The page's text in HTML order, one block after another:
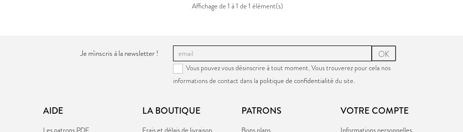
Affichage de 1 à 1 de 1 élément(s)
Je m'inscris à la newsletter ! OK
Vous pouvez vous désinscrire à tout moment. Vous trouverez pour cela nos
informations de contact dans la politique de confidentialité du site.
AIDE
Les patrons PDF
LA BOUTIQUE
Frais et délais de livraison
PATRONS
Bons plans
VOTRE COMPTE
Informations personnelles